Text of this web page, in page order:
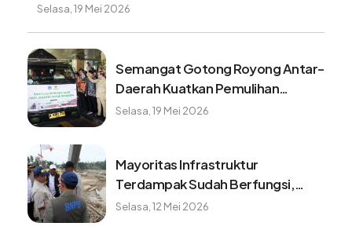
Selasa, 19 Mei 2026
Semangat Gotong Royong Antar-
Daerah Kuatkan Pemulihan
Pascabencana Sumatera
Selasa, 19 Mei 2026
Mayoritas Infrastruktur
Terdampak Sudah Berfungsi,
Konektivitas dan Logistik
Selasa, 12 Mei 2026